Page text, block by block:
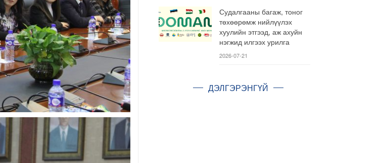
Судалгааны багаж, тоног
төхөөрөмж нийлүүлэх
хуулийн этгээд, аж ахуйн
нэгжид илгээх урилга
2026-07-21
ДЭЛГЭРЭНГҮЙ